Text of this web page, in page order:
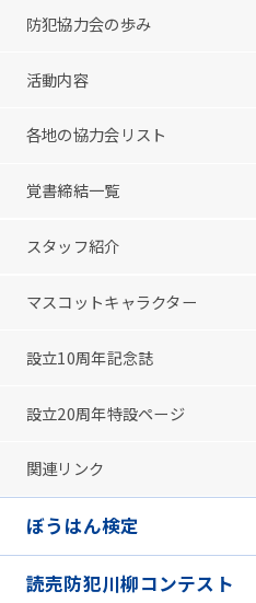
防犯協力会の歩み
活動内容
各地の協力会リスト
覚書締結一覧
スタッフ紹介
マスコットキャラクター
設立10周年記念誌
設立20周年特設ページ
関連リンク
ぼうはん検定
読売防犯川柳コンテスト